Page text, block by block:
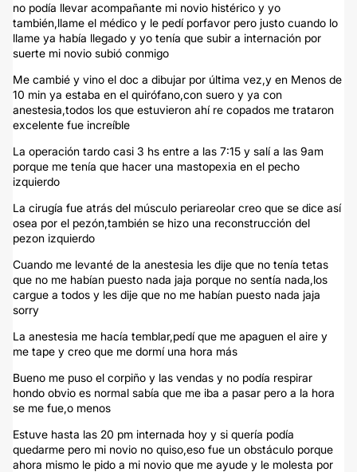
no podía llevar acompañante mi novio histérico y yo
también,llame el médico y le pedí porfavor pero justo cuando lo
llame ya había llegado y yo tenía que subir a internación por
suerte mi novio subió conmigo
Me cambié y vino el doc a dibujar por última vez,y en Menos de
10 min ya estaba en el quirófano,con suero y ya con
anestesia,todos los que estuvieron ahí re copados me trataron
excelente fue increíble
La operación tardo casi 3 hs entre a las 7:15 y salí a las 9am
porque me tenía que hacer una mastopexia en el pecho
izquierdo
La cirugía fue atrás del músculo periareolar creo que se dice así
osea por el pezón,también se hizo una reconstrucción del
pezon izquierdo
Cuando me levanté de la anestesia les dije que no tenía tetas
que no me habían puesto nada jaja porque no sentía nada,los
cargue a todos y les dije que no me habían puesto nada jaja
sorry
La anestesia me hacía temblar,pedí que me apaguen el aire y
me tape y creo que me dormí una hora más
Bueno me puso el corpiño y las vendas y no podía respirar
hondo obvio es normal sabía que me iba a pasar pero a la hora
se me fue,o menos
Estuve hasta las 20 pm internada hoy y si quería podía
quedarme pero mi novio no quiso,eso fue un obstáculo porque
ahora mismo le pido a mi novio que me ayude y le molesta por